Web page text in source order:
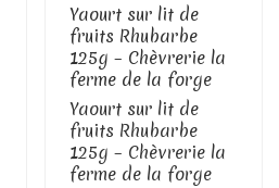
Yaourt sur lit de
fruits Rhubarbe
125g – Chèvrerie la
ferme de la forge
Yaourt sur lit de
fruits Rhubarbe
125g – Chèvrerie la
ferme de la forge